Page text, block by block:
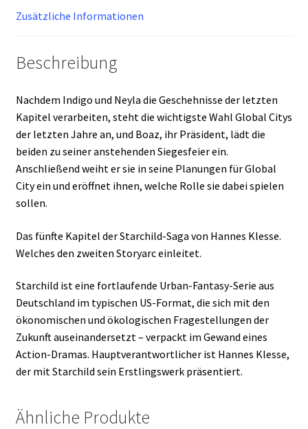
Zusätzliche Informationen
Beschreibung
Nachdem Indigo und Neyla die Geschehnisse der letzten
Kapitel verarbeiten, steht die wichtigste Wahl Global Citys
der letzten Jahre an, und Boaz, ihr Präsident, lädt die
beiden zu seiner anstehenden Siegesfeier ein.
Anschließend weiht er sie in seine Planungen für Global
City ein und eröffnet ihnen, welche Rolle sie dabei spielen
sollen.
Das fünfte Kapitel der Starchild-Saga von Hannes Klesse.
Welches den zweiten Storyarc einleitet.
Starchild ist eine fortlaufende Urban-Fantasy-Serie aus
Deutschland im typischen US-Format, die sich mit den
ökonomischen und ökologischen Fragestellungen der
Zukunft auseinandersetzt – verpackt im Gewand eines
Action-Dramas. Hauptverantwortlicher ist Hannes Klesse,
der mit Starchild sein Erstlingswerk präsentiert.
Ähnliche Produkte